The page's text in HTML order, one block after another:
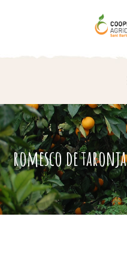
romesco de taronja